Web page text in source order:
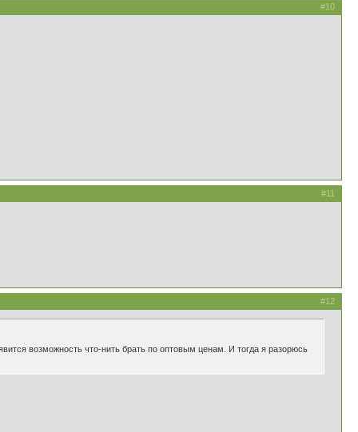
#10
#11
#12
возможность что-нить брать по оптовым ценам. И тогда я разорюсь